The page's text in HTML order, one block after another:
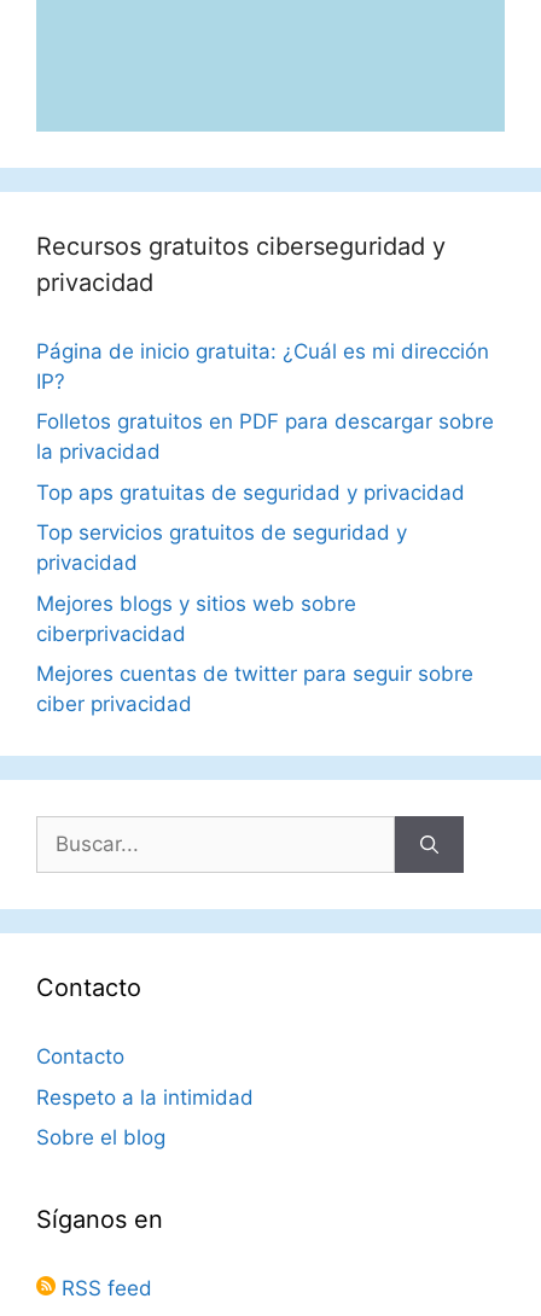
Recursos gratuitos ciberseguridad y
privacidad
Página de inicio gratuita: ¿Cuál es mi dirección
IP?
Folletos gratuitos en PDF para descargar sobre
la privacidad
Top aps gratuitas de seguridad y privacidad
Top servicios gratuitos de seguridad y
privacidad
Mejores blogs y sitios web sobre
ciberprivacidad
Mejores cuentas de twitter para seguir sobre
ciber privacidad
Buscar:
Contacto
Contacto
Respeto a la intimidad
Sobre el blog
Síganos en
RSS feed